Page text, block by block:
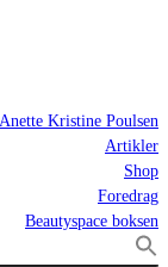
Kristine Poulsen
Artikler
Shop
Foredrag
Beautyspace boksen